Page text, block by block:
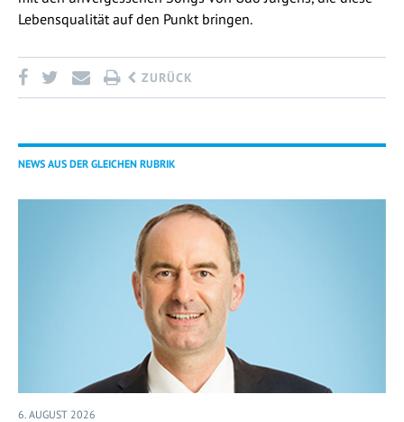
Lebensqualität auf den Punkt bringen.
ZURÜCK
NEWS AUS DER GLEICHEN RUBRIK
6. AUGUST 2026